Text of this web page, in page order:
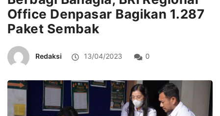
Office Denpasar Bagikan 1.287
Paket Sembak
Redaksi 13/04/2023 0